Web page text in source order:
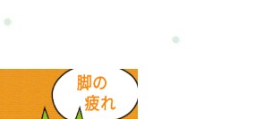
衰えを感じる高齢者の方々に、安心して
です。優しい施術で、身体の不調や痛み
高齢者の方々にも通いやすい価格設定や
います。健康で快適な生活を送るため
談ください。料金■30分…3600円■60分…